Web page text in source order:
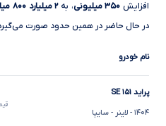
افزایش ۳۵۰ میلیونی ، به۲ میلیارد ۸۰۰ میلیون
در حال حاضر در همین حدود صورت
نام خودرو
پراید ۱۵۱ SE
۱۴۰۴ - لاینر - سایپا